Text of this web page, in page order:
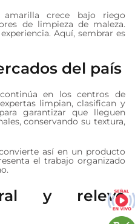
amarilla crece bajo riego
de limpieza de maleza.
Aquí, sembrar es
del país
en los centros de
limpian, clasifican y
garantizar que lleguen
conservando su textura,
así en un producto
el trabajo organizado
y relevo